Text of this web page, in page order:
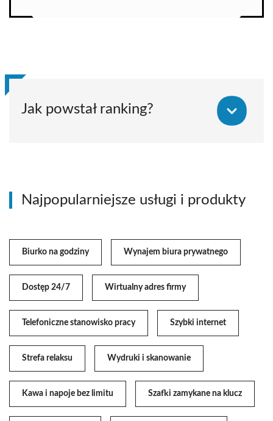
Jak powstał ranking?
Najpopularniejsze usługi i produkty
Biurko na godziny Wynajem biura prywatnego
Dostęp 24/7 Wirtualny adres firmy
Telefoniczne stanowisko pracy Szybki internet
Strefa relaksu Wydruki i skanowanie
Kawa i napoje bez limitu Szafki zamykane na klucz